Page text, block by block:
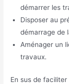
démarrer les
Disposer au
démarrage de
Aménager un
travaux.
En sus de